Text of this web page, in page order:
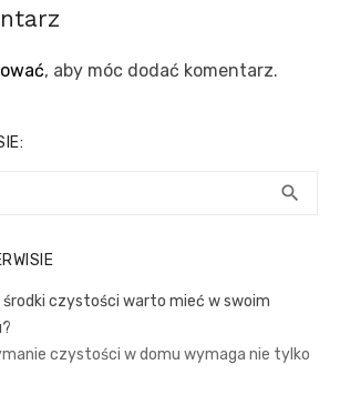
, aby móc dodać komentarz.
search
środki czystości warto mieć w swoim
czystości w domu wymaga nie tylko